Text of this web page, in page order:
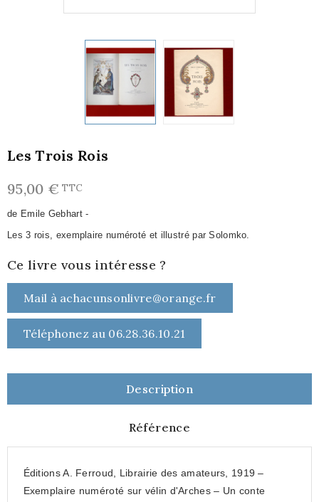
Les Trois Rois
95,00 € TTC
de Emile Gebhart -
Les 3 rois, exemplaire numéroté et illustré par Solomko.
Ce livre vous intéresse ?
Mail à achacunsonlivre@orange.fr
Téléphonez au 06.28.36.10.21
Description
Référence
Éditions A. Ferroud, Librairie des amateurs, 1919 –
Exemplaire numéroté sur vélin d'Arches – Un conte